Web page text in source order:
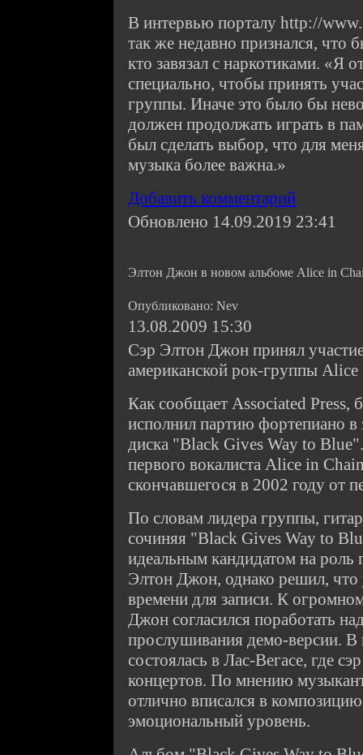
В интервью порталу http://
так же недавно признался, что
кто завязал с наркотиками. «Я
специально, чтобы принять
группы. Иначе это было бы
должен продолжать играть в
был сделать выбор, что для
музыка более важна.»
Добавить комментарий
Обновлено 14.09.2019 23:41
Элтон Джон в новом альбоме Alice in
Опубликовано: Nev
13.08.2009 15:30
Сэр Элтон Джон принял
американской рок-группы
Как сообщает Associated Press,
исполнил партию фортепиано в
диска "Black Gives Way to
первого вокалиста Alice in
скончавшегося в 2002 году от
По словам лидера группы,
сочиняя "Black Gives Way to
идеальным кандидатом на роль
Элтон Джон, однако решил, что
времени для записи. К
Джон согласился поработать
прослушивания демо-версии. В
состоялась в Лас-Вегасе, где
концертов. По мнению
отлично вписался в
эмоциональный уровень.